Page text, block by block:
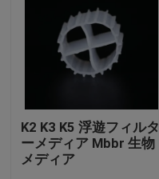
K2 K3 K5 浮遊フィルタ
ーメディア Mbbr 生物
メディア